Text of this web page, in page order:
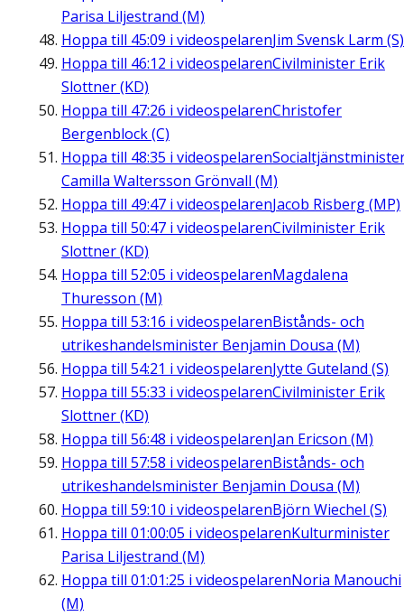
Parisa Liljestrand (M)
Hoppa till 45:09 i videospelarenJim Svensk Larm (S)
Hoppa till 46:12 i videospelarenCivilminister Erik
Slottner (KD)
Hoppa till 47:26 i videospelarenChristofer
Bergenblock (C)
Hoppa till 48:35 i videospelaren
Camilla Waltersson Grönvall (M)
Hoppa till 49:47 i videospelarenJacob Risberg (MP)
Hoppa till 50:47 i videospelarenCivilminister Erik
Slottner (KD)
Hoppa till 52:05 i videospelarenMagdalena
Thuresson (M)
Hoppa till 53:16 i videospelarenBistånds- och
utrikeshandelsminister Benjamin Dousa (M)
Hoppa till 54:21 i videospelarenJytte Guteland (S)
Hoppa till 55:33 i videospelarenCivilminister Erik
Slottner (KD)
Hoppa till 56:48 i videospelarenJan Ericson (M)
Hoppa till 57:58 i videospelarenBistånds- och
utrikeshandelsminister Benjamin Dousa (M)
Hoppa till 59:10 i videospelarenBjörn Wiechel (S)
Hoppa till 01:00:05 i videospelarenKulturminister
Parisa Liljestrand (M)
Hoppa till 01:01:25 i videospelarenNoria Manouchi
(M)